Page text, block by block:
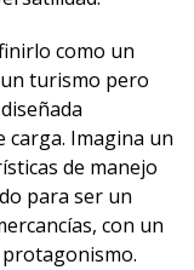
como un
turismo pero
Imagina un
de manejo
para ser un
con un